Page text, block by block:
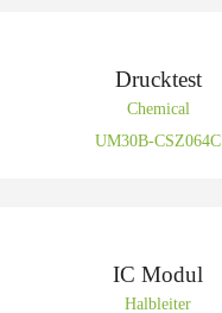
Drucktest
Chemical
UM30B-CSZ064C
IC Modul
Halbleiter